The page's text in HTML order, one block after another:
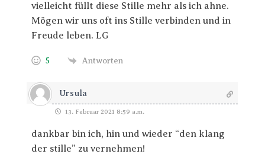
vielleicht füllt diese Stille mehr als ich ahne.
Mögen wir uns oft ins Stille verbinden und in
Freude leben. LG
5 Antworten
Ursula
13. Februar 2021 8:59 a.m.
dankbar bin ich, hin und wieder “den klang
der stille” zu vernehmen!